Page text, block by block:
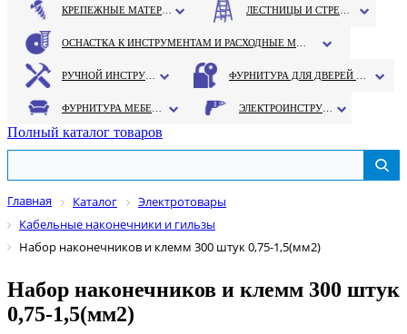
Полный каталог товаров
Главная Каталог
Электротовары
Кабельные наконечники и гильзы
Набор наконечников и клемм 300 штук 0,75-1,5(мм2)
Набор наконечников и клемм 300 штук
0,75-1,5(мм2)